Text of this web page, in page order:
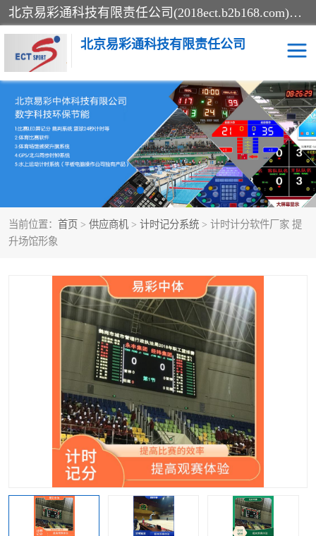
北京易彩通科技有限责任公司(2018ect.b2b168.com)主要提供陕西计时记分系统，全国统一热线：15611947915.北京易彩通科技有限责任公司有一支长期从事智能控制系统研发的高素质的队伍，具有嵌入式系统，视频系统、通信系统、网络系统，体育计时系统的知识和技能。强力打造体育比赛计时计分系统、智能升降旗系统、标准时钟系统、赛事编排及信息发布系统，为用户提供较新的，较廉价的，应用解决方案。
北京易彩通科技有限责任公司
当前位置： 首页 > 供应商机 > 计时记分系统 > 计时计分软件厂家 提
升场馆形象
记分系统 游泳计时系统
智能颁奖旗系统 GPS同步时钟系统
计时计分及成绩处理系统 计时记分系统
体育场馆影像采集回放系 游泳馆水下摄影采集救生